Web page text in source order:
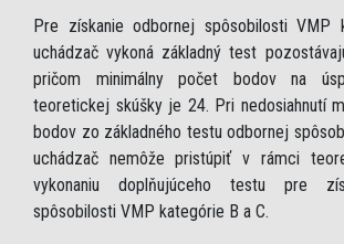
Pre získanie odbornej spôsobilosti
uchádzač vykoná základný test
pričom minimálny počet bodov na
teoretickej skúšky je 24. Pri nedosiahnutí
bodov zo základného testu odbornej
uchádzač nemôže pristúpiť v rámci
vykonaniu doplňujúceho testu pre
spôsobilosti VMP kategórie B a C.